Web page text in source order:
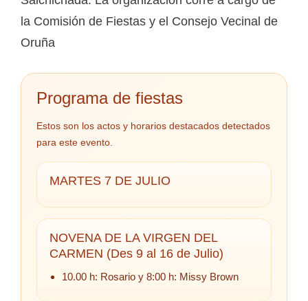
la Comisión de Fiestas y el Consejo Vecinal de
Oruña
Programa de fiestas
Estos son los actos y horarios destacados detectados
para este evento.
MARTES 7 DE JULIO
NOVENA DE LA VIRGEN DEL
CARMEN (Des 9 al 16 de Julio)
10.00 h: Rosario y 8:00 h: Missy Brown